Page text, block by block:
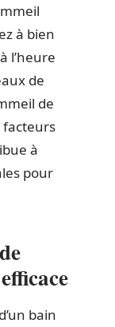
à bien
l’heure
de
de
facteurs
à
pour
bain